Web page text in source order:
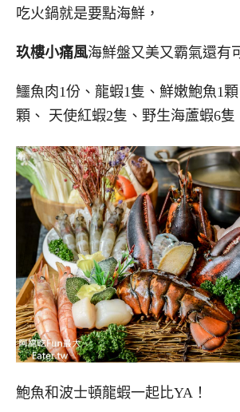
吃火鍋就是要點海鮮，
玖樓小痛風海鮮盤又美又霸氣還有
鱷魚肉1份、龍蝦1隻、鮮嫩鮑魚1
顆、 天使紅蝦2隻、野生海蘆蝦6隻
鮑魚和波士頓龍蝦一起比YA！